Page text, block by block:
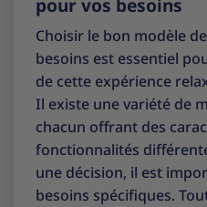
Choisir le bon modèle
besoins est essentiel
de cette expérience
Il existe une variété de
chacun offrant des
fonctionnalités
une décision, il est
besoins spécifiques.